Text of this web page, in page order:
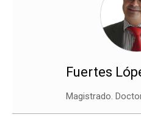
Fuertes
Magistrado.